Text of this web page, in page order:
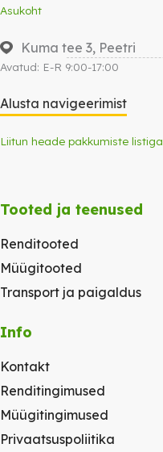
Asukoht
Kuma tee 3, Peetri
Avatud: E-R 9:00-17:00
Alusta navigeerimist
Liitun heade pakkumiste listiga
Tooted ja teenused
Renditooted
Müügitooted
Transport ja paigaldus
Info
Kontakt
Renditingimused
Müügitingimused
Privaatsuspoliitika